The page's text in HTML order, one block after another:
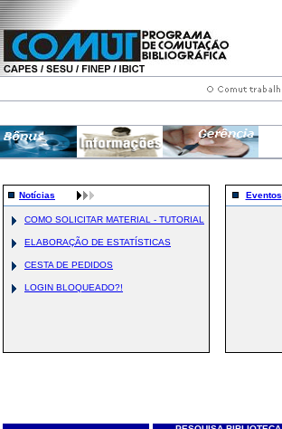
Notícias
COMO SOLICITAR MATERIAL - TUTORIAL
ELABORAÇÃO DE ESTATÍSTICAS
CESTA DE PEDIDOS
LOGIN BLOQUEADO?!
Eventos